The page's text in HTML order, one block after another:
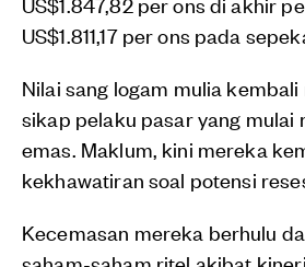
US$1.811,17 per ons pada
Nilai sang logam mulia
sikap pelaku pasar yang mulai
emas. Maklum, kini mereka
kekhawatiran soal potensi
Kecemasan mereka berhulu